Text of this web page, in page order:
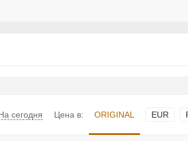
сегодня Цена в: ORIGINAL EUR